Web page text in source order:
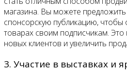
магазина. Вы можете
спонсорскую публикацию, чтобы
товарах своим подписчикам.
новых клиентов и увеличить
3. Участие в выставках и